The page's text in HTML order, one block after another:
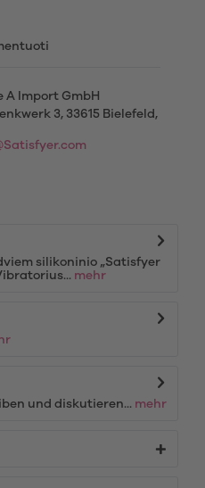
A Import GmbH
3, 33615 Bielefeld,
silikoninio „Satisfyer
mehr
und diskutieren... mehr